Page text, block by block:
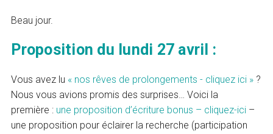
Beau jour.
Proposition du lundi 27 avril :
Vous avez lu « nos rêves de prolongements - cliquez ici » ?
Nous vous avions promis des surprises… Voici la
première : une proposition d’écriture bonus – cliquez-ici –
une proposition pour éclairer la recherche (participation